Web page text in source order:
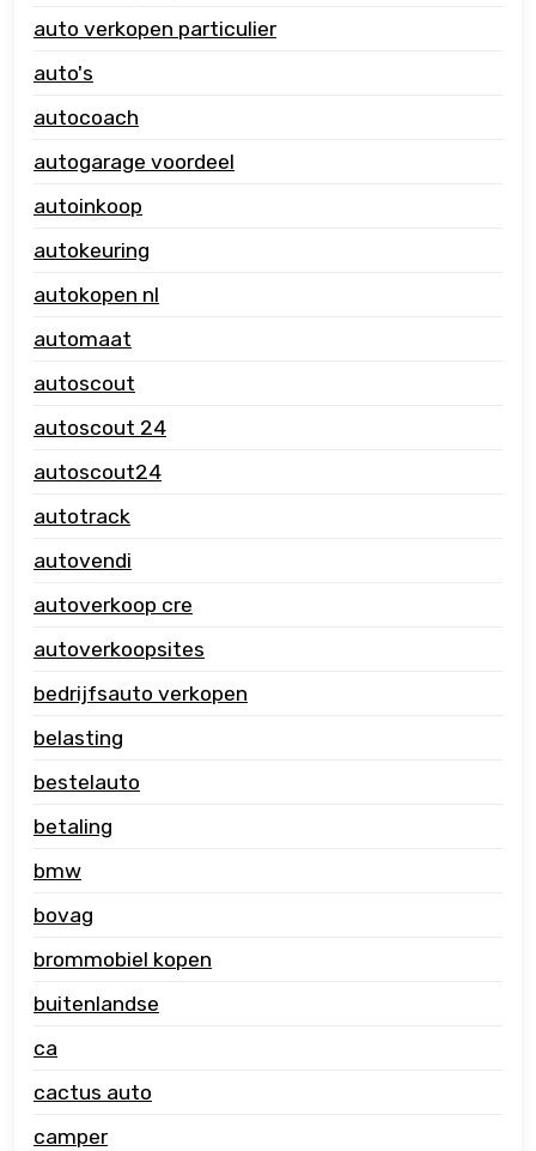
auto verkopen particulier
auto's
autocoach
autogarage voordeel
autoinkoop
autokeuring
autokopen nl
automaat
autoscout
autoscout 24
autoscout24
autotrack
autovendi
autoverkoop cre
autoverkoopsites
bedrijfsauto verkopen
belasting
bestelauto
betaling
bmw
bovag
brommobiel kopen
buitenlandse
ca
cactus auto
camper